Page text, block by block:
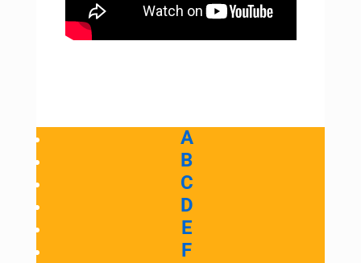
A
B
C
D
E
F